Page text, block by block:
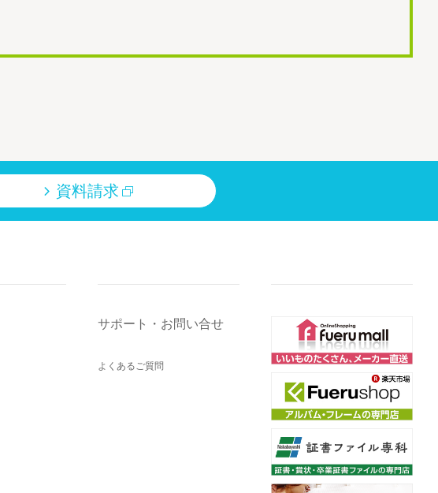
資料請求
サポート・お問い合せ
よくあるご質問